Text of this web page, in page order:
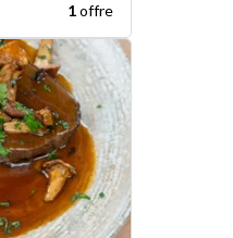
1offre